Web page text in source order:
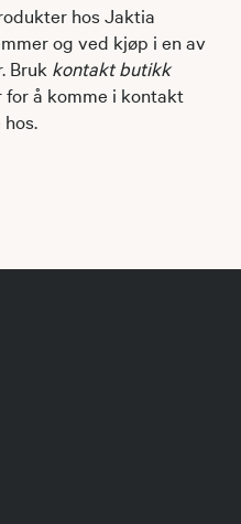
hos Jaktia
og ved kjøp i en av
Bruk kontakt butikk
å komme i kontakt